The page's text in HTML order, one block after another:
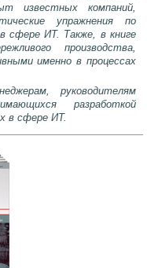
известных компаний,
упражнения по
сфере ИТ. Также, в книге
производства,
именно в процессах
руководителям
разработкой
в сфере ИТ.